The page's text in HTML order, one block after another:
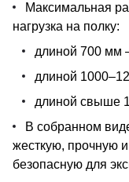
Максимальная
нагрузка на полку:
длиной 700 мм
длиной
длиной свыше
В собранном
жесткую, прочную
безопасную для